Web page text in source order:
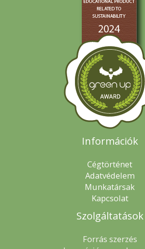
Információk
Cégtörténet
Adatvédelem
Munkatársak
Kapcsolat
Szolgáltatások
Forrás szerzés